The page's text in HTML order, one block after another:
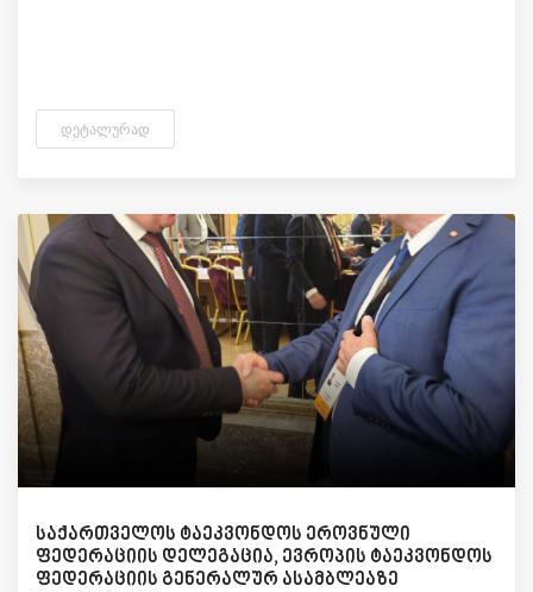
ᲓᲔᲢᲐᲚᲣᲠᲐᲓ
საქართველოს ტაეკვონდოს ეროვნული
ფედერაციის დელეგაცია, ევროპის ტაეკვონდოს
ფედერაციის გენერალურ ასამბლეაზე